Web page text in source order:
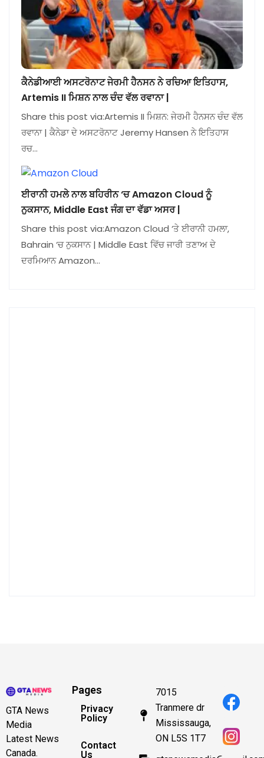
ਕੈਨੇਡੀਆਈ ਅਸਟਰੋਨਾਟ ਜੇਰਮੀ ਹੈਨਸਨ ਨੇ ਰਚਿਆ ਇਤਿਹਾਸ,
Artemis II ਮਿਸ਼ਨ ਨਾਲ ਚੰਦ ਵੱਲ ਰਵਾਨਾ |
Share this post via:Artemis II ਮਿਸ਼ਨ: ਜੇਰਮੀ ਹੈਨਸਨ ਚੰਦ ਵੱਲ
ਰਵਾਨਾ | ਕੈਨੇਡਾ ਦੇ ਅਸਟਰੋਨਾਟ Jeremy Hansen ਨੇ ਇਤਿਹਾਸ
ਰਚ…
ਈਰਾਨੀ ਹਮਲੇ ਨਾਲ ਬਹਿਰੀਨ ‘ਚ Amazon Cloud ਨੂੰ
ਨੁਕਸਾਨ, Middle East ਜੰਗ ਦਾ ਵੱਡਾ ਅਸਰ |
Share this post via:Amazon Cloud ‘ਤੇ ਈਰਾਨੀ ਹਮਲਾ,
Bahrain ‘ਚ ਨੁਕਸਾਨ | Middle East ਵਿੱਚ ਜਾਰੀ ਤਣਾਅ ਦੇ
ਦਰਮਿਆਨ Amazon…
GTA News
Media
Latest News
Canada.
Pages
Privacy
Policy
Contact
Us
7015
Tranmere dr
Mississauga,
ON L5S 1T7